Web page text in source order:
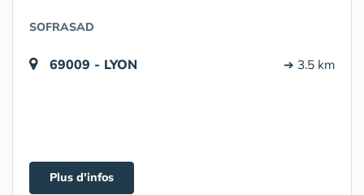
SOFRASAD
69009 - LYON ➔ 3.5 km
Plus d'infos